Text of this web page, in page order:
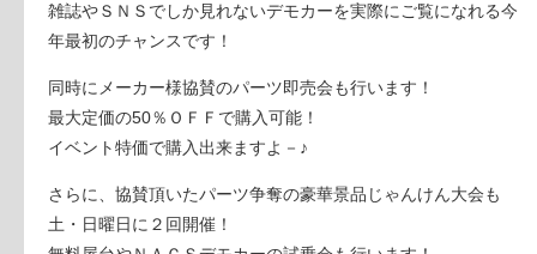
雑誌やＳＮＳでしか見れないデモカーを実際にご覧になれる今
年最初のチャンスです！
同時にメーカー様協賛のパーツ即売会も行います！
最大定価の50％ＯＦＦで購入可能！
イベント特価で購入出来ますよ－♪
さらに、協賛頂いたパーツ争奪の豪華景品じゃんけん大会も
土・日曜日に２回開催！